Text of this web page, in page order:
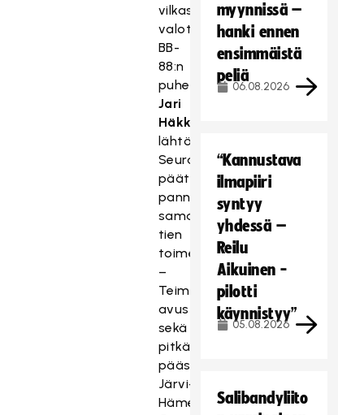
vilkasta,
valottaa
BB-
88:n
puheenjohtaja
Jari
Häkkinen
lähtökohtia.
Seurassa
päätettiin
panna
saman
tien
toimeksi.
–
Teimme
avustusanomuksen
sekä
pitkäaikaiselle
pääsponsorillemme
Järvi-
Hämeen
myynnissä –
hanki ennen
ensimmäistä
peliä
06.08.2026
“Kannustava
ilmapiiri
syntyy
yhdessä –
Reilu
Aikuinen -
pilotti
käynnistyy”
05.08.2026
Salibandyliito